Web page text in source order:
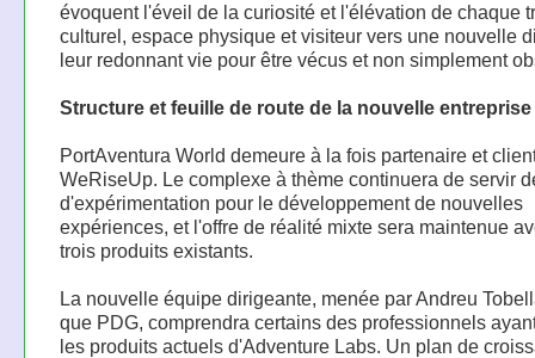
évoquent l'éveil de la curiosité et l'élévation de chaque
culturel, espace physique et visiteur vers une nouvelle
leur redonnant vie pour être vécus et non simplement
Structure et feuille de route de la nouvelle entreprise
PortAventura World demeure à la fois partenaire et
WeRiseUp. Le complexe à thème continuera de servir
d'expérimentation pour le développement de nouvelles
expériences, et l'offre de réalité mixte sera maintenue
trois produits existants.
La nouvelle équipe dirigeante, menée par Andreu
que PDG, comprendra certains des professionnels
les produits actuels d'Adventure Labs. Un plan de